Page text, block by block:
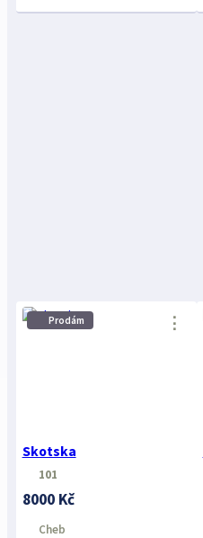
Prodám
Skotska
⋮
101
8000 Kč
Cheb